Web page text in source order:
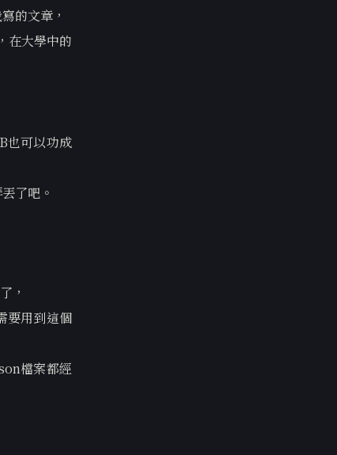
的文章，
在大學中的
也可以功成
了吧。
，
要用到這個
檔案都經